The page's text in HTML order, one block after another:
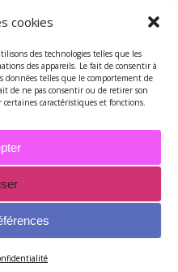
cookies
des technologies telles que les
des appareils. Le fait de consentir à
données telles que le comportement de
de ne pas consentir ou de retirer son
caractéristiques et fonctions.
de contacter Marie-Maguelone